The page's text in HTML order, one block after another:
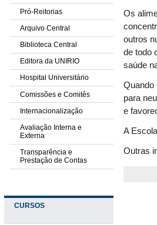
Pró-Reitorias
Arquivo Central
Biblioteca Central
Editora da UNIRIO
Hospital Universitário
Comissões e Comitês
Internacionalização
Avaliação Interna e
Externa
Transparência e
Prestação de Contas
CURSOS
Os
outros
de todo
saúde
Quando
para
e
A
Outras